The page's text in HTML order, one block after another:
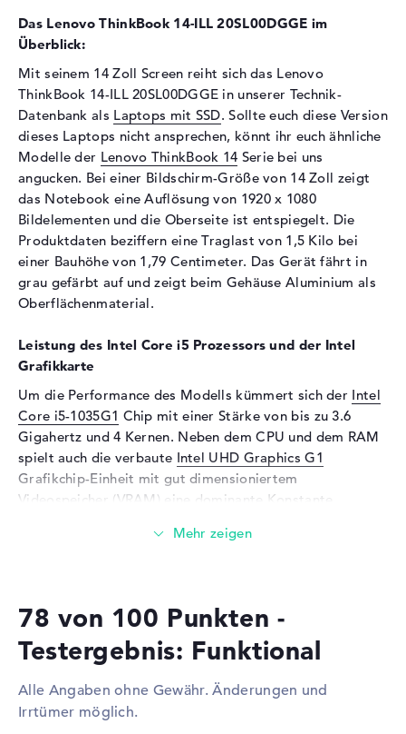
Display
Display-Typ
Max. Auflösung
1920 x 1080
Auflösungstyp
Full-HD
Besonderheiten
Display, entspiegelt, LED-
Hintergrundbeleuchtung, IPS
Panel
Kartenleser
Unterstützte Flash-
Speicherkarten
SDHC, SDXC, SD Memory
Card, MMC
Audio
Soundkarte
Mikrofon
vorhanden
Webcam
Sensorauflösung
0,9 MP
Eingabegeräte
Eingabegeräte
Tastatur (Beleuchtet
(hintergrund)), Touchpad
(Multi-Touch-Trackpad)
WLAN
802.11a, 802.11b, 802.11g,
802.11n, 802.11ac, 802.11ax
Bluetooth
Bluetooth 5
Erweiterung / Konnektivität
Schnittstellen
Das Lenovo ThinkBook 14-ILL 20SL00DGGE im
Überblick:
Mit seinem 14 Zoll Screen reiht sich das Lenovo
ThinkBook 14-ILL 20SL00DGGE in unserer Technik-
Datenbank als Laptops mit SSD. Sollte euch diese Version
dieses Laptops nicht ansprechen, könnt ihr euch ähnliche
Modelle der Lenovo ThinkBook 14 Serie bei uns
angucken. Bei einer Bildschirm-Größe von 14 Zoll zeigt
das Notebook eine Auflösung von 1920 x 1080
Bildelementen und die Oberseite ist entspiegelt. Die
Produktdaten beziffern eine Traglast von 1,5 Kilo bei
einer Bauhöhe von 1,79 Centimeter. Das Gerät fährt in
grau gefärbt auf und zeigt beim Gehäuse Aluminium als
Oberflächenmaterial.
Leistung des Intel Core i5 Prozessors und der Intel
Grafikkarte
Um die Performance des Modells kümmert sich der Intel
Core i5-1035G1 Chip mit einer Stärke von bis zu 3.6
Gigahertz und 4 Kernen. Neben dem CPU und dem RAM
spielt auch die verbaute Intel UHD Graphics G1
Grafikchip-Einheit mit gut dimensioniertem
Videospeicher (VRAM) eine dominante Konstante.
Wieviel Speicher hat das Lenovo ThinkBook 14-ILL
kommt mit der DDR4 SDRAM (PC4-21300 - 2666 MHz)
verbaut werden. Ergänzend bietet das Lenovo ThinkBook
Files.
78 von 100 Punkten -
Testergebnis: Funktional
Alle Angaben ohne Gewähr. Änderungen und
Irrtümer möglich.